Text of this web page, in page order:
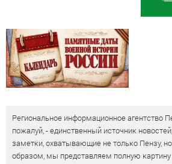
Региональное информационное агентство
пожалуй, - единственный источник
заметки, охватывающие не только Пензу,
образом, мы представляем полную картину